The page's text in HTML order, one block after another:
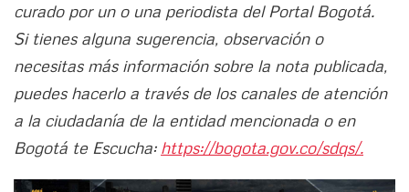
curado por un o una periodista del Portal Bogotá.
Si tienes alguna sugerencia, observación o
necesitas más información sobre la nota publicada,
puedes hacerlo a través de los canales de atención
a la ciudadanía de la entidad mencionada o en
Bogotá te Escucha: https://bogota.gov.co/sdqs/.